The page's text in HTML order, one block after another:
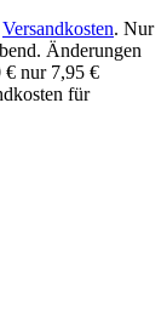
Versandkosten. Nur
Änderungen
€ nur 7,95 €
für